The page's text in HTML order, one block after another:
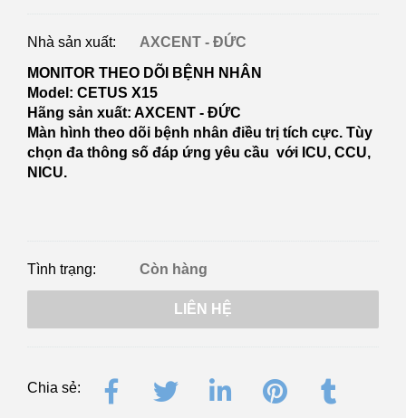
Nhà sản xuất:
AXCENT - ĐỨC
MONITOR THEO DÕI BỆNH NHÂN
Model: CETUS X15
Hãng sản xuất: AXCENT - ĐỨC
Màn hình theo dõi bệnh nhân điều trị tích cực. Tùy
chọn đa thông số đáp ứng yêu cầu với ICU, CCU,
NICU.
Tình trạng: Còn hàng
LIÊN HỆ
Chia sẻ: